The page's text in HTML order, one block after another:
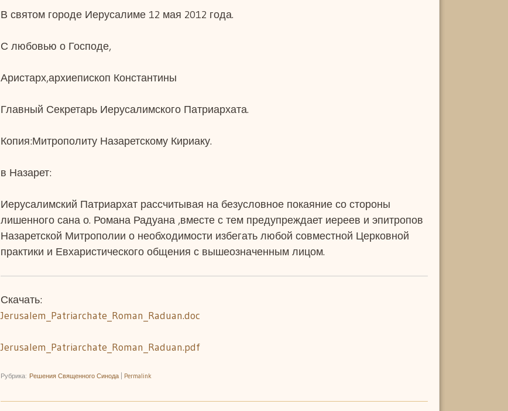
В святом городе Иерусалиме 12 мая 2012 года.
С любовью о Господе,
Аристарх,архиепископ Константины
Главный Секретарь Иерусалимского Патриархата.
Копия:Митрополиту Назаретскому Кириаку.
в Назарет:
Иерусалимский Патриархат рассчитывая на безусловное покаяние со стороны
лишенного сана о. Романа Радуана ,вместе с тем предупреждает иереев и эпитропов
Назаретской Митрополии о необходимости избегать любой совместной Церковной
практики и Евхаристического общения с вышеозначенным лицом.
Скачать:
Jerusalem_Patriarchate_Roman_Raduan.doc
Jerusalem_Patriarchate_Roman_Raduan.pdf
Рубрика: Решения Священного Синода Permalink